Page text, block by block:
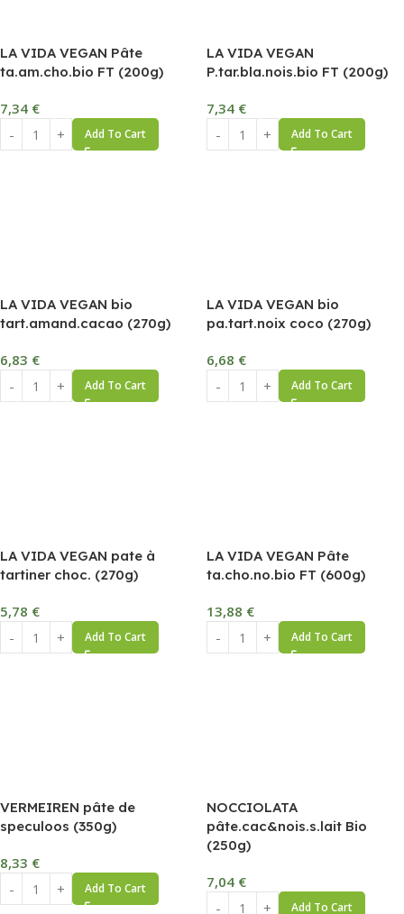
LA VIDA VEGAN Pâte
ta.am.cho.bio FT (200g)
7,34 €
Add To Cart
LA VIDA VEGAN
P.tar.bla.nois.bio FT (200g)
7,34 €
Add To Cart
LA VIDA VEGAN bio
tart.amand.cacao (270g)
6,83 €
Add To Cart
LA VIDA VEGAN bio
pa.tart.noix coco (270g)
6,68 €
Add To Cart
LA VIDA VEGAN pate à
tartiner choc. (270g)
5,78 €
Add To Cart
LA VIDA VEGAN Pâte
ta.cho.no.bio FT (600g)
13,88 €
Add To Cart
VERMEIREN pâte de
speculoos (350g)
8,33 €
Add To Cart
NOCCIOLATA
pâte.cac&nois.s.lait Bio
(250g)
7,04 €
Add To Cart